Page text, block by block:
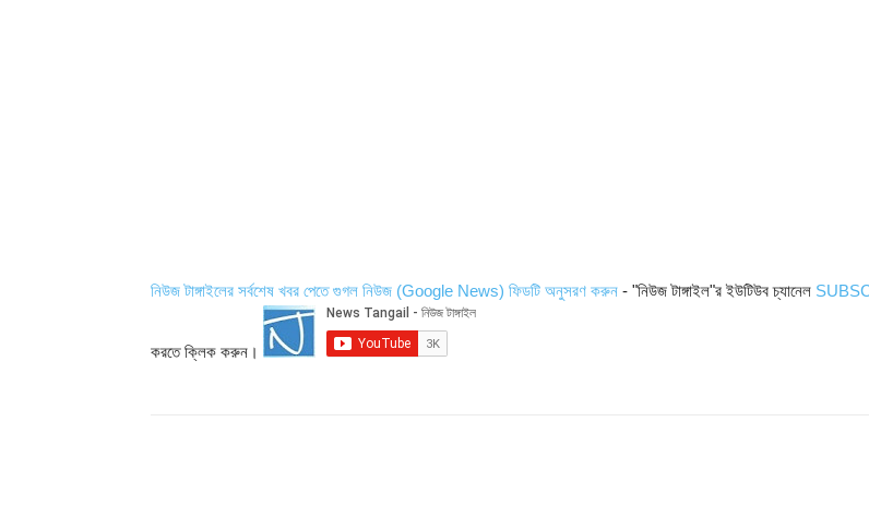
নিউজ টাঙ্গাইলের সর্বশেষ খবর পেতে গুগল নিউজ (Google News) ফিডটি অনুসরণ করুন - "নিউজ টাঙ্গাইল"র ইউটিউব চ্যানেল
করতে ক্লিক করুন।